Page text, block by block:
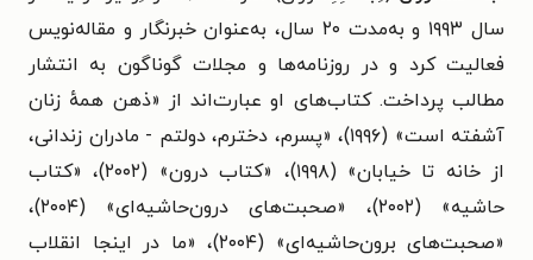
سال ۱۹۹۳ و به‌مدت ۲۰ سال، به‌عنوان خبرنگار و مقاله‌نویس
فعالیت کرد و در روزنامه‌ها و مجلات گوناگون به انتشار
مطالب پرداخت. کتاب‌های او عبارت‌اند از «ذهن همهٔ زنان
آشفته است» (۱۹۹۶)، «پسرم، دخترم، دولتم - مادران زندانی،
از خانه تا خیابان» (۱۹۹۸)، «کتاب درون» (۲۰۰۲)، «کتاب
حاشیه» (۲۰۰۲)، «صحبت‌های درون‌حاشیه‌ای» (۲۰۰۴)،
«صحبت‌های برون‌حاشیه‌ای» (۲۰۰۴)، «ما در اینجا انقلاب